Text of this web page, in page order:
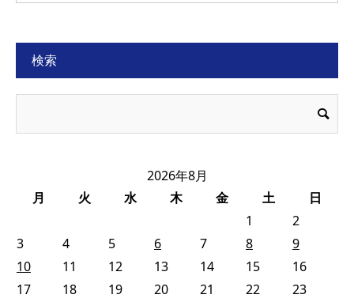
検索
2026年8月
月
火 水 木 金 土
日
1
2
3
4 5 6 7 8
9
10
11 12 13 14 15
16
17
18 19 20 21 22
23